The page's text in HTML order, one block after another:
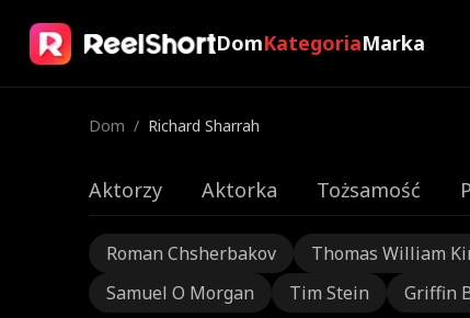
DomKategoriaMarka
Dom / Richard Sharrah
Aktorzy Aktorka Tożsamość
Roman Chsherbakov Thomas William
Samuel O Morgan
Tim Stein Griffin